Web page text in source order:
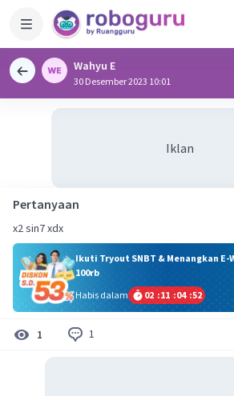
Wahyu E
30 Desember 2023 10:01
Iklan
Pertanyaan
x2 sin7 xdx
Ikuti Tryout SNBT & Menangkan E-
100rb
Habis dalam
02 :11 :04 :52
1 1